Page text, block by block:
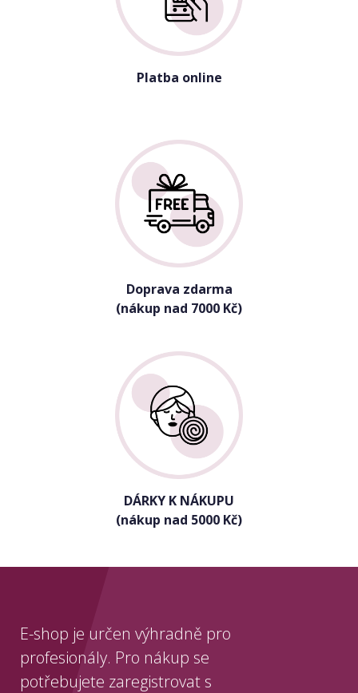
Platba online
Doprava zdarma
(nákup nad 7000 Kč)
DÁRKY K NÁKUPU
(nákup nad 5000 Kč)
E-shop je určen výhradně pro
profesionály. Pro nákup se
potřebujete zaregistrovat s